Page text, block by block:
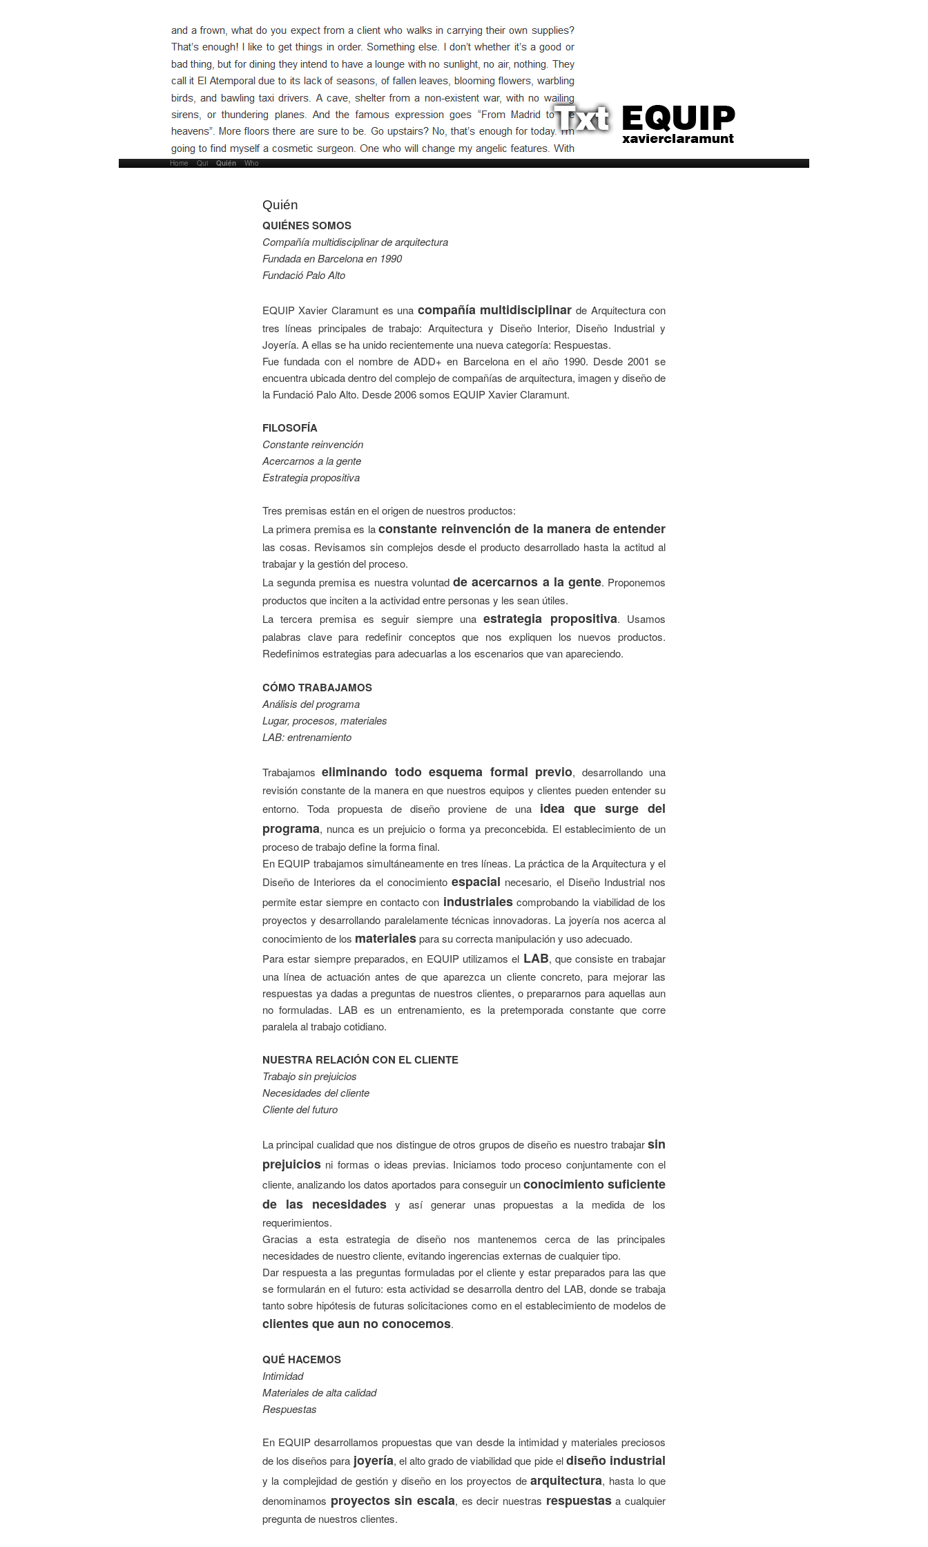
Main menu Skip to primary content
Skip to secondary content
Home Qui Quién Who
Quién
QUIÉNES SOMOS
Compañía multidisciplinar de arquitectura
Fundada en Barcelona en 1990
Fundació Palo Alto
EQUIP Xavier Claramunt es una compañía multidisciplinar de Arquitectura con
tres líneas principales de trabajo: Arquitectura y Diseño Interior, Diseño Industrial y
Joyería. A ellas se ha unido recientemente una nueva categoría: Respuestas.
Fue fundada con el nombre de ADD+ en Barcelona en el año 1990. Desde 2001 se
encuentra ubicada dentro del complejo de compañías de arquitectura, imagen y diseño de
la Fundació Palo Alto. Desde 2006 somos EQUIP Xavier Claramunt.
FILOSOFÍA
Constante reinvención
Acercarnos a la gente
Estrategia propositiva
Tres premisas están en el origen de nuestros productos:
La primera premisa es laconstante reinvención de la manera de entender
las cosas. Revisamos sin complejos desde el producto desarrollado hasta la actitud al
trabajar y la gestión del proceso.
La segunda premisa es nuestra voluntadde acercarnos a la gente. Proponemos
productos que inciten a la actividad entre personas y les sean útiles.
La tercera premisa es seguir siempre unaestrategia propositiva. Usamos
palabras clave para redefinir conceptos que nos expliquen los nuevos productos.
Redefinimos estrategias para adecuarlas a los escenarios que van apareciendo.
CÓMO TRABAJAMOS
Análisis del programa
Lugar, procesos, materiales
LAB: entrenamiento
Trabajamoseliminando todo esquema formal previo, desarrollando una
revisión constante de la manera en que nuestros equipos y clientes pueden entender su
entorno. Toda propuesta de diseño proviene de una idea que surge del
programa, nunca es un prejuicio o forma ya preconcebida. El establecimiento de un
proceso de trabajo define la forma final.
En EQUIP trabajamos simultáneamente en tres líneas. La práctica de la Arquitectura y el
Diseño de Interiores da el conocimientoespacial necesario, el Diseño Industrial nos
permite estar siempre en contacto con industrialescomprobando la viabilidad de los
proyectos y desarrollando paralelamente técnicas innovadoras. La joyería nos acerca al
conocimiento de los materialespara su correcta manipulación y uso adecuado.
Para estar siempre preparados, en EQUIP utilizamos el LAB, que consiste en trabajar
una línea de actuación antes de que aparezca un cliente concreto, para mejorar las
respuestas ya dadas a preguntas de nuestros clientes, o prepararnos para aquellas aun
no formuladas. LAB es un entrenamiento, es la pretemporada constante que corre
paralela al trabajo cotidiano.
NUESTRA RELACIÓN CON EL CLIENTE
Trabajo sin prejuicios
Necesidades del cliente
Cliente del futuro
La principal cualidad que nos distingue de otros grupos de diseño es nuestro trabajarsin
prejuiciosni formas o ideas previas. Iniciamos todo proceso conjuntamente con el
cliente, analizando los datos aportados para conseguir unconocimiento suficiente
de las necesidadesy así generar unas propuestas a la medida de los
requerimientos.
Gracias a esta estrategia de diseño nos mantenemos cerca de las principales
necesidades de nuestro cliente, evitando ingerencias externas de cualquier tipo.
Dar respuesta a las preguntas formuladas por el cliente y estar preparados para las que
se formularán en el futuro: esta actividad se desarrolla dentro del LAB, donde se trabaja
tanto sobre hipótesis de futuras solicitaciones como en el establecimiento de modelos de
clientes que aun no conocemos.
QUÉ HACEMOS
Intimidad
Materiales de alta calidad
Respuestas
En EQUIP desarrollamos propuestas que van desde la intimidad y materiales preciosos
de los diseños para joyería, el alto grado de viabilidad que pide eldiseño industrial
y la complejidad de gestión y diseño en los proyectos dearquitectura, hasta lo que
denominamos proyectos sin escala, es decir nuestras respuestasa cualquier
pregunta de nuestros clientes.